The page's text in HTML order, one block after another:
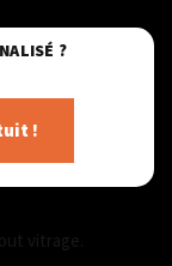
?
!